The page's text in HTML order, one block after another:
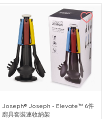
Joseph® Joseph - Elevate™ 6件
廚具套裝連收納架